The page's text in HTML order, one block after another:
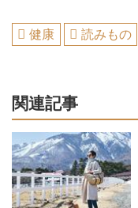
健康 読みもの
関連記事